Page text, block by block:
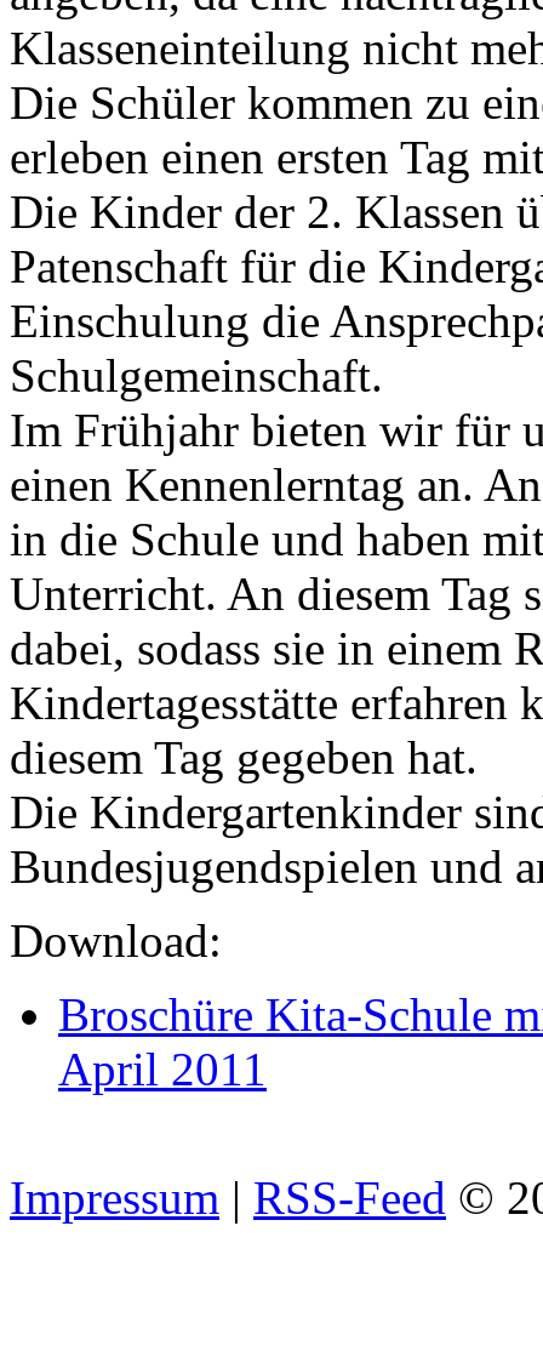
Klasseneinteilung nicht
Die Schüler kommen zu
erleben einen ersten Tag
Die Kinder der 2. Klassen
Patenschaft für die
Einschulung die
Schulgemeinschaft.
Im Frühjahr bieten wir für
einen Kennenlerntag an.
in die Schule und haben
Unterricht. An diesem Tag
dabei, sodass sie in einem
Kindertagesstätte
diesem Tag gegeben hat.
Die Kindergartenkinder
Bundesjugendspielen und
Download:
Broschüre Kita-Schule
April 2011
Impressum | RSS-Feed ©